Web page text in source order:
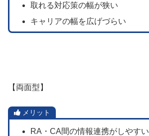
取れる対応策の幅が狭い
キャリアの幅を広げづらい
【両面型】
メリット
RA・CA間の情報連携がしやすい